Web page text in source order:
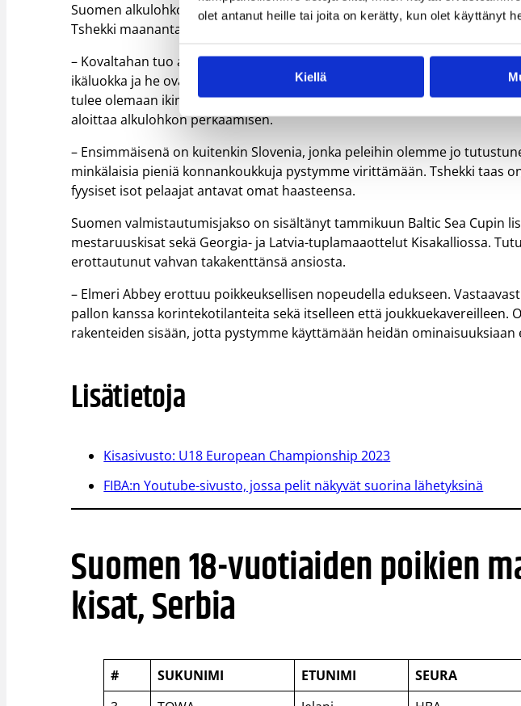
olet antanut heille tai joita on kerätty, kun olet käyttänyt
Kiellä
Suomen alkulohkossa ensimmäisenä vastaan tulee Slovenia lauantaina,
Tshekki maanantaina.
– Kovaltahan tuo alkulohko näyttää kuten A-kisoissa kuuluukin. Serbialla
ikäluokka ja he ovat yksi suurimmista ennakkosuosikeista näissä
tulee olemaan ikimuistoinen kokemus, kun pääsee pelaamaan
aloittaa alkulohkon perkaamisen.
– Ensimmäisenä on kuitenkin Slovenia, jonka peleihin olemme jo
minkälaisia pieniä konnankoukkuja pystymme virittämään. Tshekki taas
fyysiset isot pelaajat antavat omat haasteensa.
Suomen valmistautumisjakso on sisältänyt tammikuun Baltic Sea Cupin
mestaruuskisat sekä Georgia- ja Latvia-tuplamaaottelut Kisakalliossa.
erottautunut vahvan takakenttänsä ansiosta.
– Elmeri Abbey erottuu poikkeuksellisen nopeudella edukseen.
pallon kanssa korintekotilanteita sekä itselleen että joukkuekavereilleen.
rakenteiden sisään, jotta pystymme käyttämään heidän ominaisuuksiaan
Lisätietoja
Kisasivusto: U18 European Championship 2023
FIBA:n Youtube-sivusto, jossa pelit näkyvät suorina lähetyksinä
Suomen 18-vuotiaiden poikien
kisat, Serbia
# SUKUNIMI ETUNIMI
SEURA